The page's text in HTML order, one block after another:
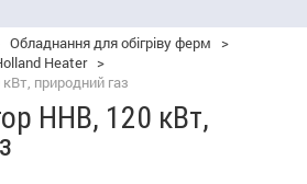
Обладнання для обігріву ферм
>
Heater >
природний газ
HHB, 120 кВт,